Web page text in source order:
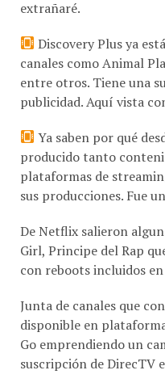
canales como Animal
entre otros. Tiene una
publicidad. Aquí vista
producido tanto
plataformas de
sus producciones. Fue
Girl, Principe del Rap
con reboots incluidos en
disponible en
Go emprendiendo un
suscripción de DirecTV